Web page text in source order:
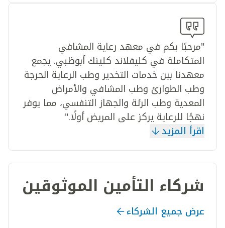
"مرحبًا بكم في معهد رعاية المشافي
المتكاملة في كليفلاند كلينك أبوظبي. يجمع
معهدنا بين خدمات التخدير وطب الرعاية الحرجة
وطب الطوارئ وطب المشافي والأمراض
المعدية وطب الرئة والجهاز التنفسي، مما يوفر
نهجًا للرعاية يركز على المريض أولًا."
اقرأ المزيد
شركاء التأمين الموثوقين
عرض جميع الشركاء